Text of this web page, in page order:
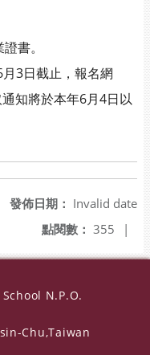
書。
3日截止，報名網
知將於本年6月4日以
發佈日期： Invalid date
點閱數： 355 |
N.P.O.
Chu,Taiwan